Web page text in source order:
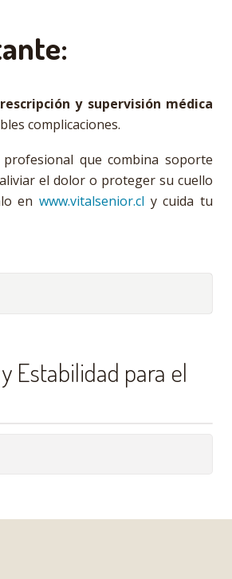
y supervisión médica
complicaciones.
que combina soporte
el dolor o proteger su cuello
en www.vitalsenior.cl y cuida tu
Estabilidad para el